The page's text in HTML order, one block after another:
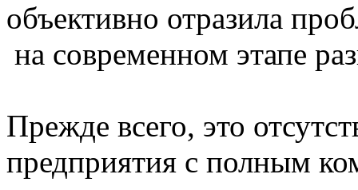
объективно отразила
на современном этапе
Прежде всего, это
предприятия с полным